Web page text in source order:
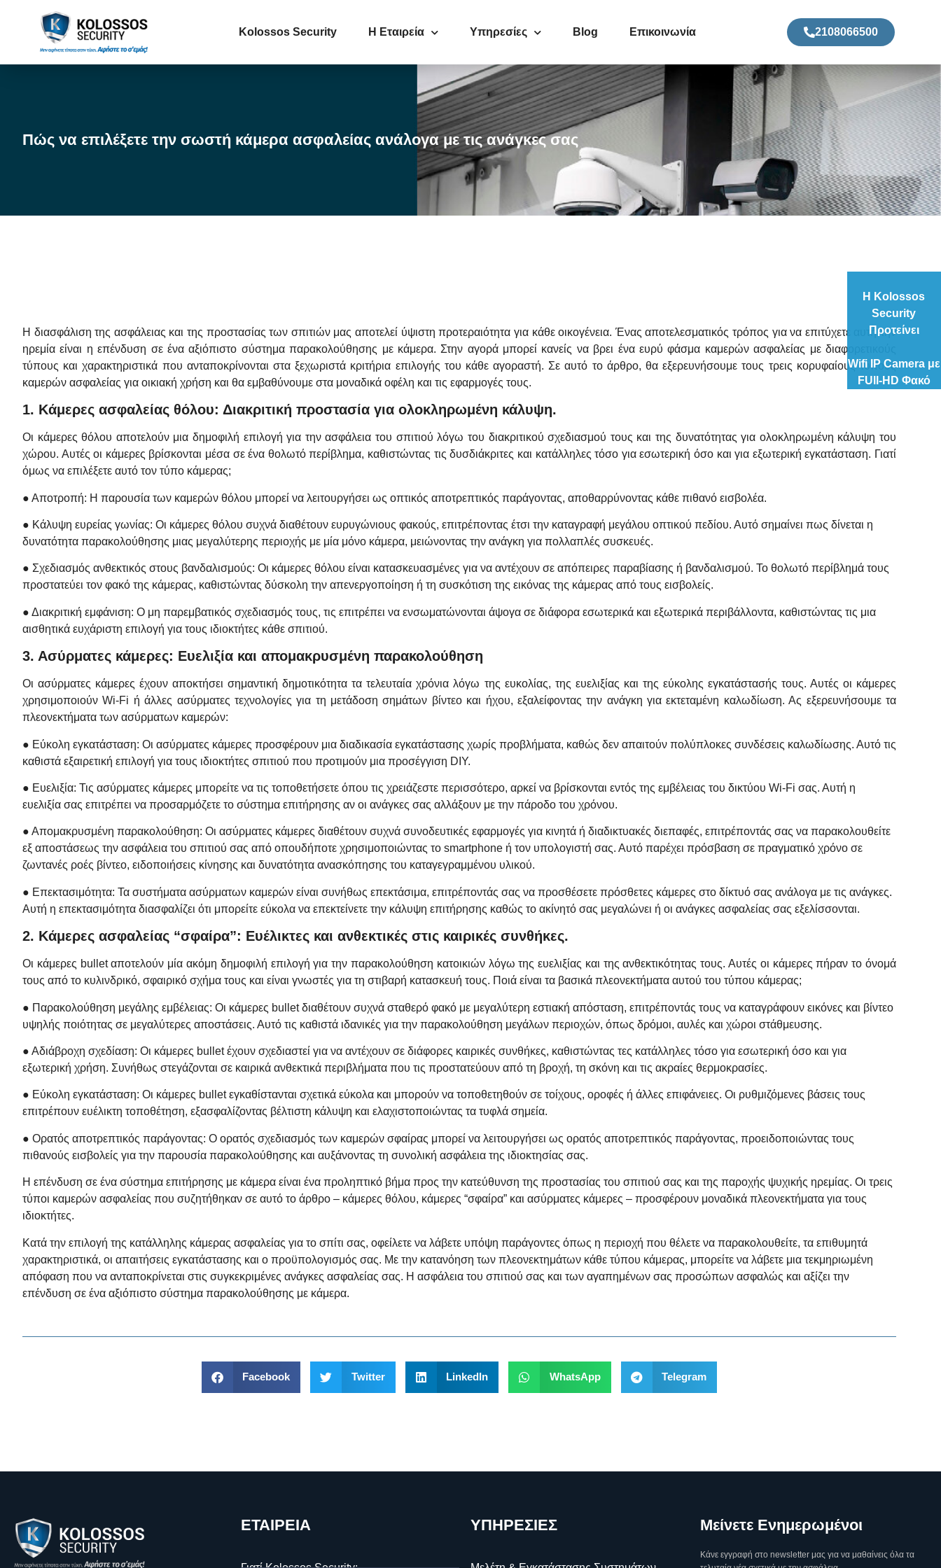
Kolossos Security Η Εταιρεία Υπηρεσίες Blog Επικοινωνία 2108066500
Πώς να επιλέξετε την σωστή κάμερα ασφαλείας ανάλογα με τις ανάγκες σας
Η διασφάλιση της ασφάλειας και της προστασίας των σπιτιών μας αποτελεί ύψιστη προτεραιότητα για κάθε οικογένεια. Ένας αποτελεσματικός τρόπος για να επιτύχετε αυτή την
ηρεμία είναι η επένδυση σε ένα αξιόπιστο σύστημα παρακολούθησης με κάμερα. Στην αγορά μπορεί κανείς να βρει ένα ευρύ φάσμα καμερών ασφαλείας με διαφορετικούς
τύπους και χαρακτηριστικά που ανταποκρίνονται στα ξεχωριστά κριτήρια επιλογής του κάθε αγοραστή. Σε αυτό το άρθρο, θα εξερευνήσουμε τους τρεις κορυφαίους τύπους
καμερών ασφαλείας για οικιακή χρήση και θα εμβαθύνουμε στα μοναδικά οφέλη και τις εφαρμογές τους.
1. Κάμερες ασφαλείας θόλου: Διακριτική προστασία για ολοκληρωμένη κάλυψη.
Οι κάμερες θόλου αποτελούν μια δημοφιλή επιλογή για την ασφάλεια του σπιτιού λόγω του διακριτικού σχεδιασμού τους και της δυνατότητας για ολοκληρωμένη κάλυψη του
χώρου. Αυτές οι κάμερες βρίσκονται μέσα σε ένα θολωτό περίβλημα, καθιστώντας τις δυσδιάκριτες και κατάλληλες τόσο για εσωτερική όσο και για εξωτερική εγκατάσταση. Γιατί
όμως να επιλέξετε αυτό τον τύπο κάμερας;
● Αποτροπή: Η παρουσία των καμερών θόλου μπορεί να λειτουργήσει ως οπτικός αποτρεπτικός παράγοντας, αποθαρρύνοντας κάθε πιθανό εισβολέα.
● Κάλυψη ευρείας γωνίας: Οι κάμερες θόλου συχνά διαθέτουν ευρυγώνιους φακούς, επιτρέποντας έτσι την καταγραφή μεγάλου οπτικού πεδίου. Αυτό σημαίνει πως δίνεται η
δυνατότητα παρακολούθησης μιας μεγαλύτερης περιοχής με μία μόνο κάμερα, μειώνοντας την ανάγκη για πολλαπλές συσκευές.
● Σχεδιασμός ανθεκτικός στους βανδαλισμούς: Οι κάμερες θόλου είναι κατασκευασμένες για να αντέχουν σε απόπειρες παραβίασης ή βανδαλισμού. Το θολωτό περίβλημά τους
προστατεύει τον φακό της κάμερας, καθιστώντας δύσκολη την απενεργοποίηση ή τη συσκότιση της εικόνας της κάμερας από τους εισβολείς.
● Διακριτική εμφάνιση: Ο μη παρεμβατικός σχεδιασμός τους, τις επιτρέπει να ενσωματώνονται άψογα σε διάφορα εσωτερικά και εξωτερικά περιβάλλοντα, καθιστώντας τις μια
αισθητικά ευχάριστη επιλογή για τους ιδιοκτήτες κάθε σπιτιού.
3. Ασύρματες κάμερες: Ευελιξία και απομακρυσμένη παρακολούθηση
Οι ασύρματες κάμερες έχουν αποκτήσει σημαντική δημοτικότητα τα τελευταία χρόνια λόγω της ευκολίας, της ευελιξίας και της εύκολης εγκατάστασής τους. Αυτές οι κάμερες
χρησιμοποιούν Wi-Fi ή άλλες ασύρματες τεχνολογίες για τη μετάδοση σημάτων βίντεο και ήχου, εξαλείφοντας την ανάγκη για εκτεταμένη καλωδίωση. Ας εξερευνήσουμε τα
πλεονεκτήματα των ασύρματων καμερών:
● Εύκολη εγκατάσταση: Οι ασύρματες κάμερες προσφέρουν μια διαδικασία εγκατάστασης χωρίς προβλήματα, καθώς δεν απαιτούν πολύπλοκες συνδέσεις καλωδίωσης. Αυτό τις
καθιστά εξαιρετική επιλογή για τους ιδιοκτήτες σπιτιού που προτιμούν μια προσέγγιση DIY.
● Ευελιξία: Τις ασύρματες κάμερες μπορείτε να τις τοποθετήσετε όπου τις χρειάζεστε περισσότερο, αρκεί να βρίσκονται εντός της εμβέλειας του δικτύου Wi-Fi σας. Αυτή η
ευελιξία σας επιτρέπει να προσαρμόζετε το σύστημα επιτήρησης αν οι ανάγκες σας αλλάξουν με την πάροδο του χρόνου.
● Απομακρυσμένη παρακολούθηση: Οι ασύρματες κάμερες διαθέτουν συχνά συνοδευτικές εφαρμογές για κινητά ή διαδικτυακές διεπαφές, επιτρέποντάς σας να παρακολουθείτε
εξ αποστάσεως την ασφάλεια του σπιτιού σας από οπουδήποτε χρησιμοποιώντας το smartphone ή τον υπολογιστή σας. Αυτό παρέχει πρόσβαση σε πραγματικό χρόνο σε
ζωντανές ροές βίντεο, ειδοποιήσεις κίνησης και δυνατότητα ανασκόπησης του καταγεγραμμένου υλικού.
● Επεκτασιμότητα: Τα συστήματα ασύρματων καμερών είναι συνήθως επεκτάσιμα, επιτρέποντάς σας να προσθέσετε πρόσθετες κάμερες στο δίκτυό σας ανάλογα με τις ανάγκες.
Αυτή η επεκτασιμότητα διασφαλίζει ότι μπορείτε εύκολα να επεκτείνετε την κάλυψη επιτήρησης καθώς το ακίνητό σας μεγαλώνει ή οι ανάγκες ασφαλείας σας εξελίσσονται.
2. Κάμερες ασφαλείας “σφαίρα”: Ευέλικτες και ανθεκτικές στις καιρικές συνθήκες.
Οι κάμερες bullet αποτελούν μία ακόμη δημοφιλή επιλογή για την παρακολούθηση κατοικιών λόγω της ευελιξίας και της ανθεκτικότητας τους. Αυτές οι κάμερες πήραν το όνομά
τους από το κυλινδρικό, σφαιρικό σχήμα τους και είναι γνωστές για τη στιβαρή κατασκευή τους. Ποιά είναι τα βασικά πλεονεκτήματα αυτού του τύπου κάμερας;
● Παρακολούθηση μεγάλης εμβέλειας: Οι κάμερες bullet διαθέτουν συχνά σταθερό φακό με μεγαλύτερη εστιακή απόσταση, επιτρέποντάς τους να καταγράφουν εικόνες και βίντεο
υψηλής ποιότητας σε μεγαλύτερες αποστάσεις. Αυτό τις καθιστά ιδανικές για την παρακολούθηση μεγάλων περιοχών, όπως δρόμοι, αυλές και χώροι στάθμευσης.
● Αδιάβροχη σχεδίαση: Οι κάμερες bullet έχουν σχεδιαστεί για να αντέχουν σε διάφορες καιρικές συνθήκες, καθιστώντας τες κατάλληλες τόσο για εσωτερική όσο και για
εξωτερική χρήση. Συνήθως στεγάζονται σε καιρικά ανθεκτικά περιβλήματα που τις προστατεύουν από τη βροχή, τη σκόνη και τις ακραίες θερμοκρασίες.
● Εύκολη εγκατάσταση: Οι κάμερες bullet εγκαθίστανται σχετικά εύκολα και μπορούν να τοποθετηθούν σε τοίχους, οροφές ή άλλες επιφάνειες. Οι ρυθμιζόμενες βάσεις τους
επιτρέπουν ευέλικτη τοποθέτηση, εξασφαλίζοντας βέλτιστη κάλυψη και ελαχιστοποιώντας τα τυφλά σημεία.
● Ορατός αποτρεπτικός παράγοντας: Ο ορατός σχεδιασμός των καμερών σφαίρας μπορεί να λειτουργήσει ως ορατός αποτρεπτικός παράγοντας, προειδοποιώντας τους
πιθανούς εισβολείς για την παρουσία παρακολούθησης και αυξάνοντας τη συνολική ασφάλεια της ιδιοκτησίας σας.
Η Kolossos
Security
Προτείνει
Wifi IP Camera με
FUll-HD Φακό
Η επένδυση σε ένα σύστημα επιτήρησης με κάμερα είναι ένα προληπτικό βήμα προς την κατεύθυνση της προστασίας του σπιτιού σας και της παροχής ψυχικής ηρεμίας. Οι τρεις
τύποι καμερών ασφαλείας που συζητήθηκαν σε αυτό το άρθρο – κάμερες θόλου, κάμερες “σφαίρα” και ασύρματες κάμερες – προσφέρουν μοναδικά πλεονεκτήματα για τους
ιδιοκτήτες.
Κατά την επιλογή της κατάλληλης κάμερας ασφαλείας για το σπίτι σας, οφείλετε να λάβετε υπόψη παράγοντες όπως η περιοχή που θέλετε να παρακολουθείτε, τα επιθυμητά
χαρακτηριστικά, οι απαιτήσεις εγκατάστασης και ο προϋπολογισμός σας. Με την κατανόηση των πλεονεκτημάτων κάθε τύπου κάμερας, μπορείτε να λάβετε μια τεκμηριωμένη
απόφαση που να ανταποκρίνεται στις συγκεκριμένες ανάγκες ασφαλείας σας. Η ασφάλεια του σπιτιού σας και των αγαπημένων σας προσώπων ασφαλώς και αξίζει την
επένδυση σε ένα αξιόπιστο σύστημα παρακολούθησης με κάμερα.
Facebook Twitter LinkedIn WhatsApp Telegram
ΕΤΑΙΡΕΙΑ ΥΠΗΡΕΣΙΕΣ Μείνετε Ενημερωμένοι
Κάνε εγγραφή στο newsletter μας για να μαθαίνεις όλα τα